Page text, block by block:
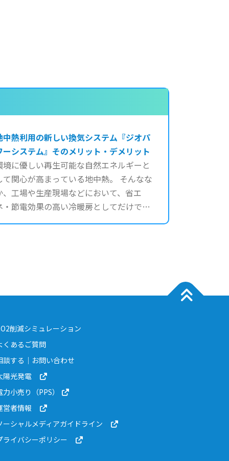
中熱利用の新しい換気システム『ジオパ
ーシステム』そのメリット・デメリット
境に優しい再生可能な自然エネルギーと
て関心が高まっている地中熱。 そんなな
、工場や生産現場などにおいて、省エ
・節電効果の高い冷暖房としてだけでな
、クリーンな空気循環で快適な労働空間
削減シミュレーション
くあるご質問
談する｜お問い合わせ
陽光発電
力小売り（PPS）
営者情報
ーシャルメディアガイドライン
ライバシーポリシー